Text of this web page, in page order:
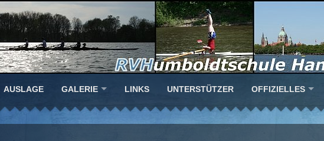
AUSLAGE GALERIE LINKS UNTERSTÜTZER OFFIZIELLES